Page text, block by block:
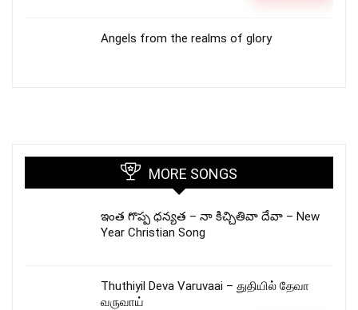
Angels from the realms of glory
MORE SONGS
ఇంత గొప్ప ధన్యత – నా కిచ్చితివా దేవా – New
Year Christian Song
Thuthiyil Deva Varuvaai – துதியில் தேவா
வருவாய்